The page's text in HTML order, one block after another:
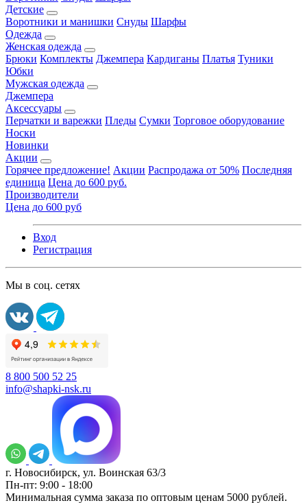
Детские
Воротники и манишки Снуды Шарфы
Одежда
Женская одежда
Брюки Комплекты Джемпера Кардиганы Платья Туники
Юбки
Мужская одежда
Джемпера
Аксессуары
Перчатки и варежки Пледы Сумки Торговое оборудование
Носки
Новинки
Акции
Горячее предложение! Акции Распродажа от 50% Последняя
единица Цена до 600 руб.
Производители
Цена до 600 руб
Вход
Регистрация
Мы в соц. сетях
8 800 500 52 25
info@shapki-nsk.ru
г. Новосибирск, ул. Воинская 63/3
Пн-пт: 9:00 - 18:00
Минимальная сумма заказа по оптовым ценам 5000 рублей.